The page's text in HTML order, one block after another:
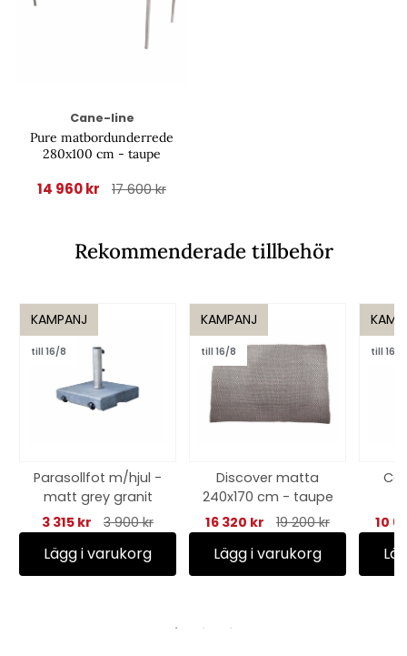
Cane-line
Pure matbordunderrede
280x100 cm - taupe
14 960 kr 17 600 kr
Rekommenderade tillbehör
KAMPANJ
till 16/8
Parasollfot m/hjul -
matt grey granit
3 315 kr
3 900 kr
Lägg i varukorg
KAMPANJ
till 16/8
Discover matta
240x170 cm - taupe
16 320 kr
19 200 kr
Lägg i varukorg
till 16/8
10